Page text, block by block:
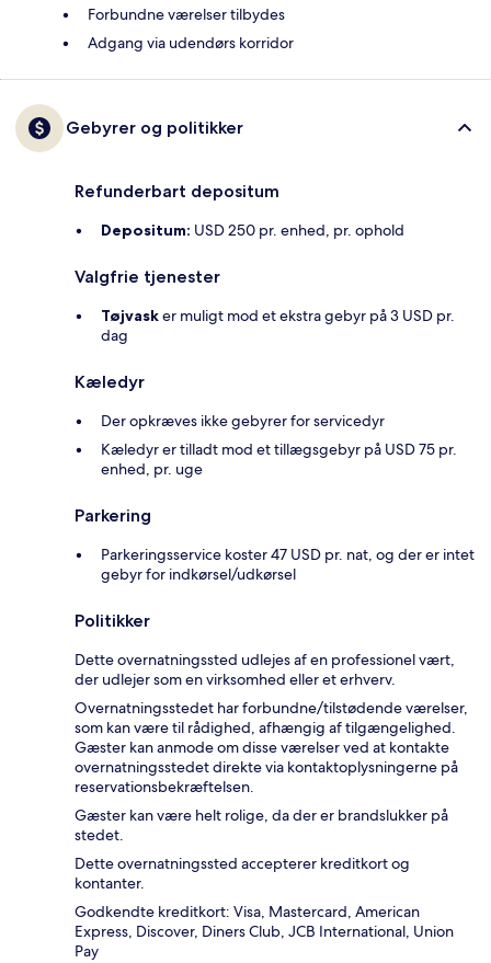
Forbundne værelser tilbydes
Adgang via udendørs korridor
Gebyrer og politikker
Refunderbart depositum
Depositum: USD 250 pr. enhed, pr. ophold
Valgfrie tjenester
Tøjvasker muligt mod et ekstra gebyr på 3 USD pr.
dag
Kæledyr
Der opkræves ikke gebyrer for servicedyr
Kæledyr er tilladt mod et tillægsgebyr på USD 75 pr.
enhed, pr. uge
Parkering
Parkeringsservice koster 47 USD pr. nat, og der er intet
gebyr for indkørsel/udkørsel
Politikker
Dette overnatningssted udlejes af en professionel vært,
der udlejer som en virksomhed eller et erhverv.
Overnatningsstedet har forbundne/tilstødende værelser,
som kan være til rådighed, afhængig af tilgængelighed.
Gæster kan anmode om disse værelser ved at kontakte
overnatningsstedet direkte via kontaktoplysningerne på
reservationsbekræftelsen.
Gæster kan være helt rolige, da der er brandslukker på
stedet.
Dette overnatningssted accepterer kreditkort og
kontanter.
Godkendte kreditkort: Visa, Mastercard, American
Express, Discover, Diners Club, JCB International, Union
Pay